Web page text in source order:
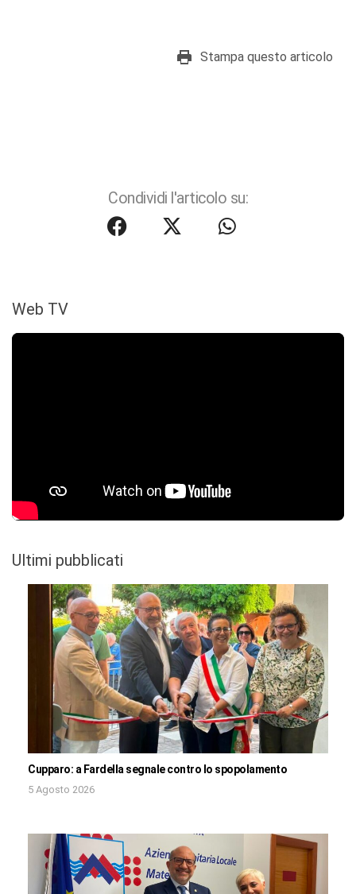
Stampa questo articolo
Condividi l'articolo su:
Web TV
Ultimi pubblicati
Cupparo: a Fardella segnale contro lo spopolamento
5 Agosto 2026